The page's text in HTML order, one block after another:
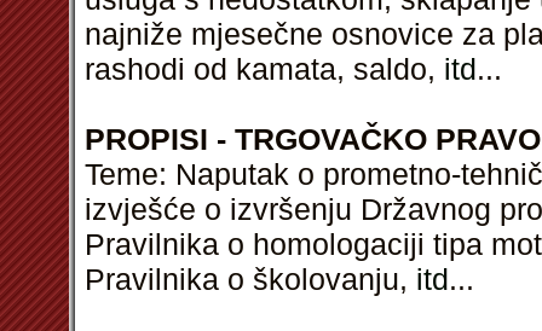
najniže mjesečne osnovice za
rashodi od kamata, saldo, itd...
PROPISI - TRGOVAČKO PRAVO
Teme: Naputak o prometno-
izvješće o izvršenju Državnog
Pravilnika o homologaciji tipa
Pravilnika o školovanju, itd...